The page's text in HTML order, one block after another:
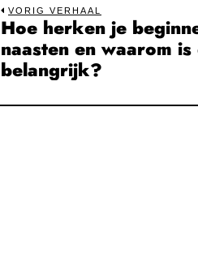
Bericht
navigatie
VORIG VERHAAL
Previous
post:
Hoe herken je
naasten en waarom
belangrijk?